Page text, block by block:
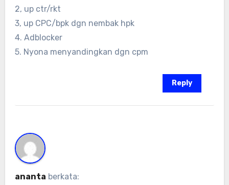
2, up ctr/rkt
3, up CPC/bpk dgn nembak hpk
4. Adblocker
5. Nyona menyandingkan dgn cpm
Reply
ananta berkata: